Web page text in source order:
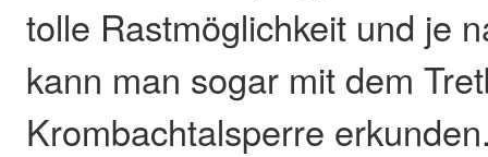
tolle Rastmöglichkeit und je
kann man sogar mit dem
Krombachtalsperre